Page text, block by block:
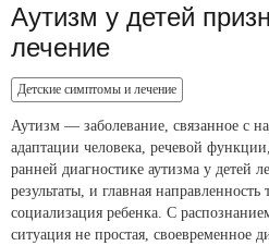
Аутизм у детей
лечение
Детские симптомы и лечение
Аутизм — заболевание, связанное с
адаптации человека, речевой
ранней диагностике аутизма у детей
результаты, и главная
социализация ребенка. С
ситуация не простая, своевременное